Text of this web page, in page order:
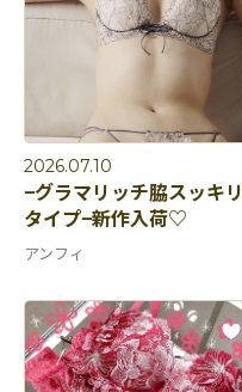
2026.07.10
−グラマリッチ脇スッキリ
タイプ−新作入荷♡
アンフィ